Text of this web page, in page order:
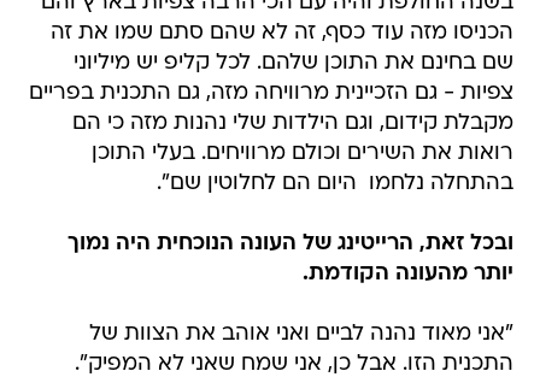
הכניסו מזה עוד כסף, זה לא שהם סתם שמו את זה
שם בחינם את התוכן שלהם. לכל קליפ יש מיליוני
צפיות - גם הזכיינית מרוויחה מזה, גם התכנית בפריים
מקבלת קידום, וגם הילדות שלי נהנות מזה כי הם
רואות את השירים וכולם מרוויחים. בעלי התוכן
בהתחלה נלחמו  היום הם לחלוטין שם".
ובכל זאת, הרייטינג של העונה הנוכחית היה נמוך
יותר מהעונה הקודמת.
"אני מאוד נהנה לביים ואני אוהב את הצוות של
התכנית הזו. אבל כן, אני שמח שאני לא המפיק".